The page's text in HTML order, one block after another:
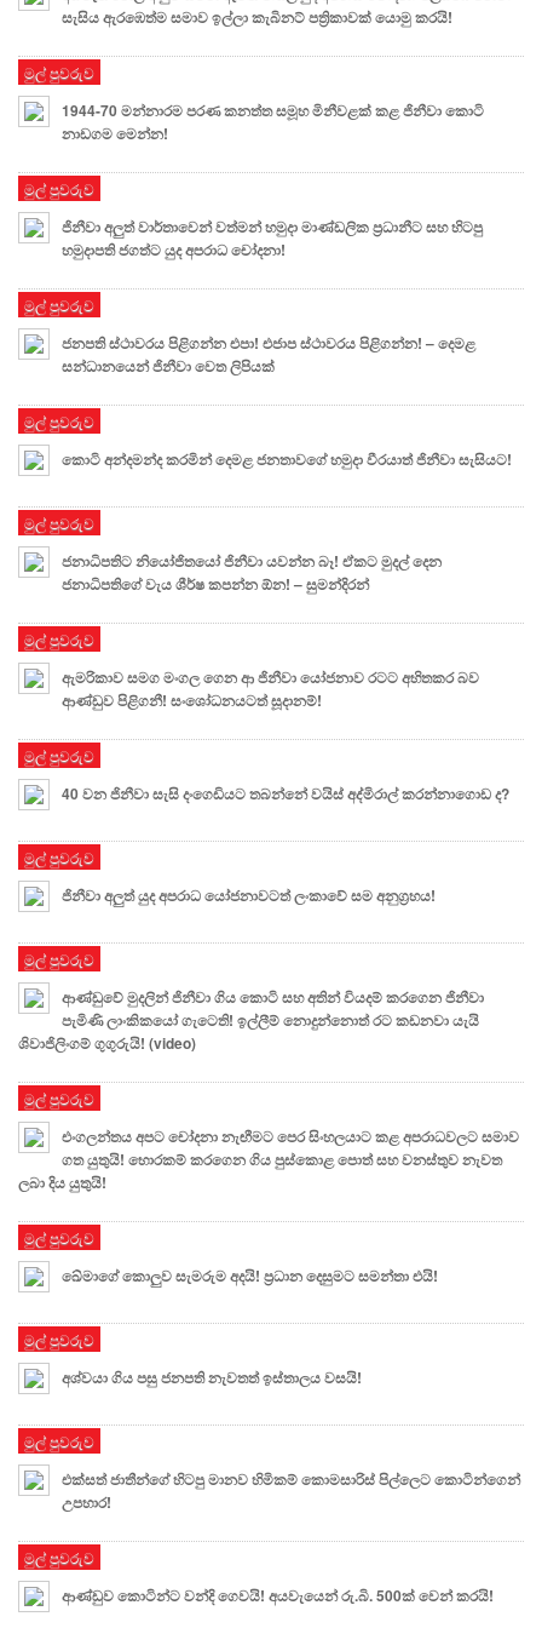
සැසිය ඇරඹෙත්ම සමාව ඉල්ලා කැබිනට් පත්‍රිකාවක් යොමු කරයි!
මුල් පුවරුව
1944-70 මන්නාරම පරණ කනත්ත සමූහ මිනීවළක් කළ ජිනීවා කොටි
නාඩගම මෙන්න!
මුල් පුවරුව
ජිනීවා අලුත් වාර්තාවෙන් වත්මන් හමුදා මාණ්ඩලික ප්‍රධානීට සහ හිටපු
හමුදාපති ජගත්ට යුද අපරාධ චෝදනා!
මුල් පුවරුව
ජනපති ස්ථාවරය පිළිගන්න එපා! එජාප ස්ථාවරය පිළිගන්න! – දෙමළ
සන්ධානයෙන් ජිනීවා වෙත ලිපියක්
මුල් පුවරුව
කොටි අන්දමන්ද කරමින් දෙමළ ජනතාවගේ හමුදා වීරයාත් ජිනීවා සැසියට!
මුල් පුවරුව
ජනාධිපතිට නියෝජිතයෝ ජිනීවා යවන්න බෑ! ඒකට මුදල් දෙන
ජනාධිපතිගේ වැය ශීර්ෂ කපන්න ඕන! – සුමන්දිරන්
මුල් පුවරුව
ඇමරිකාව සමග මංගල ගෙන ආ ජිනීවා යෝජනාව රටට අහිතකර බව
ආණ්ඩුව පිළිගනී! සංශෝධනයටත් සූදානම්!
මුල් පුවරුව
40 වන ජිනීවා සැසි දංගෙඩියට තබන්නේ වයිස් අද්මිරාල් කරන්නාගොඩ ද?
මුල් පුවරුව
ජිනීවා අලුත් යුද අපරාධ යෝජනාවටත් ලංකාවේ සම අනුග්‍රහය!
මුල් පුවරුව
ආණ්ඩුවේ මුදලින් ජිනීවා ගිය කොටි සහ අතින් වියදම් කරගෙන ජිනීවා
පැමිණි ලාංකිකයෝ ගැටෙති! ඉල්ලීම් නොදුන්නොත් රට කඩනවා යැයි
ශිවාජිලිංගම් ගුගුරුයි! (video)
මුල් පුවරුව
එංගලන්තය අපට චෝදනා නැඟීමට පෙර සිංහලයාට කළ අපරාධවලට සමාව
ගත යුතුයි! හොරකම් කරගෙන ගිය පුස්කොළ පොත් සහ වනස්තුව නැවත
ලබා දිය යුතුයි!
මුල් පුවරුව
ඛේමාගේ කොලුව සැමරුම අදයි! ප්‍රධාන දෙසුමට සමන්තා එයි!
මුල් පුවරුව
අශ්වයා ගිය පසු ජනපති නැවතත් ඉස්තාලය වසයි!
මුල් පුවරුව
එක්සත් ජාතීන්ගේ හිටපු මානව හිමිකම් කොමසාරිස් පිල්ලෙට කොටින්ගෙන්
උපහාර!
මුල් පුවරුව
ආණ්ඩුව කොටින්ට වන්දි ගෙවයි! අයවැයෙන් රු.බි. 500ක් වෙන් කරයි!